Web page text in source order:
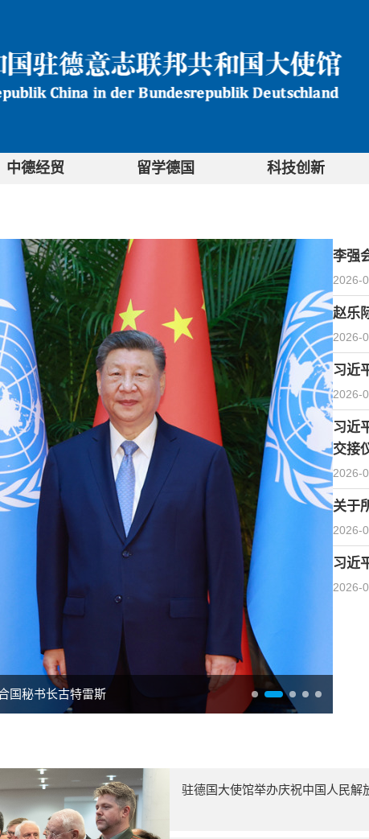
中德经贸 留学德国 科技创新
国秘书长古特雷斯
李强
2026-
赵乐
2026-
习近
2026-
习近
交接
2026-
关于
2026-
习近
2026-
驻德国大使馆举办庆祝中国人民解